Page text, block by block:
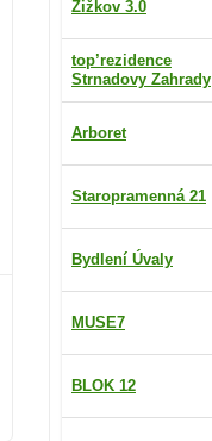
Žižkov 3.0
top’rezidence
Strnadovy Zahrady
Arboret
Staropramenná 21
Bydlení Úvaly
MUSE7
BLOK 12